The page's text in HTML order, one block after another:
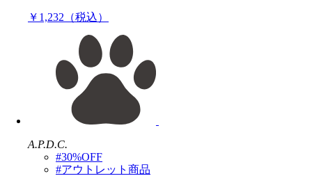
￥1,232（税込）
A.P.D.C.
#30%OFF
#アウトレット商品